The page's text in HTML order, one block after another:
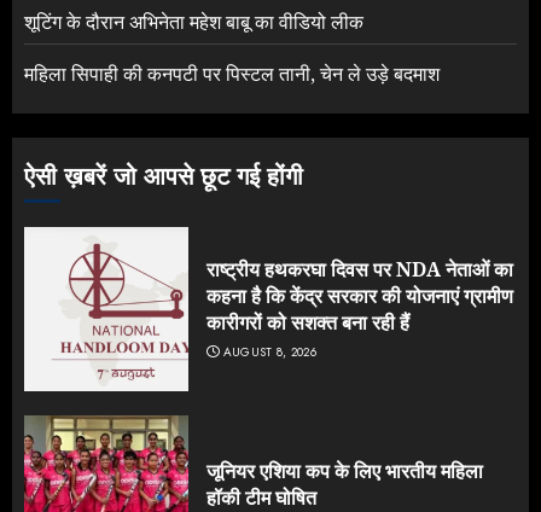
शूटिंग के दौरान अभिनेता महेश बाबू का वीडियो लीक
महिला सिपाही की कनपटी पर पिस्टल तानी, चेन ले उड़े बदमाश
ऐसी ख़बरें जो आपसे छूट गई होंगी
राष्ट्रीय हथकरघा दिवस पर NDA नेताओं का
कहना है कि केंद्र सरकार की योजनाएं ग्रामीण
कारीगरों को सशक्त बना रही हैं
AUGUST 8, 2026
जूनियर एशिया कप के लिए भारतीय महिला
हॉकी टीम घोषित